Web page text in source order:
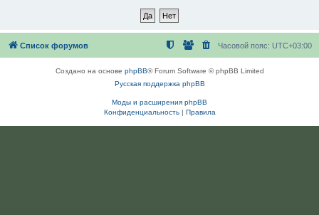
Список форумов Часовой пояс: UTC+03:00
Создано на основе phpBB® Forum Software © phpBB Limited
Русская поддержка phpBB
Моды и расширения phpBB
Конфиденциальность| Правила